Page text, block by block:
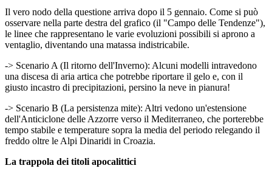
Il vero nodo della questione arriva dopo il 5 gennaio. Come si può
osservare nella parte destra del grafico (il "Campo delle Tendenze"),
le linee che rappresentano le varie evoluzioni possibili si aprono a
ventaglio, diventando una matassa indistricabile.
-> Scenario A (Il ritorno dell'Inverno): Alcuni modelli intravedono
una discesa di aria artica che potrebbe riportare il gelo e, con il
giusto incastro di precipitazioni, persino la neve in pianura!
-> Scenario B (La persistenza mite): Altri vedono un'estensione
dell'Anticiclone delle Azzorre verso il Mediterraneo, che porterebbe
tempo stabile e temperature sopra la media del periodo relegando il
freddo oltre le Alpi Dinaridi in Croazia.
La trappola dei titoli apocalittici